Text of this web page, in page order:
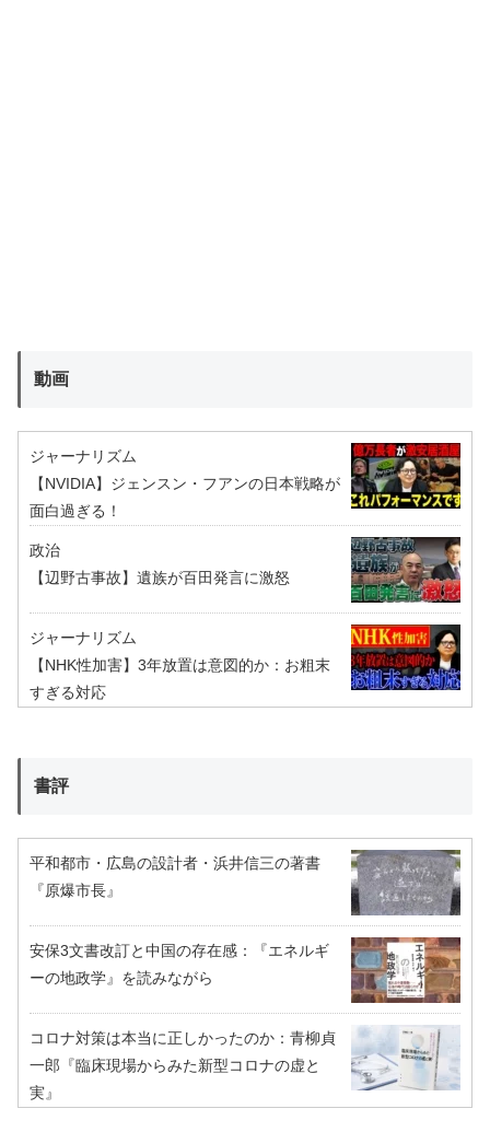
動画
ジャーナリズム
【NVIDIA】ジェンスン・フアンの日本戦略が
面白過ぎる！
政治
【辺野古事故】遺族が百田発言に激怒
ジャーナリズム
【NHK性加害】3年放置は意図的か：お粗末
すぎる対応
書評
平和都市・広島の設計者・浜井信三の著書
『原爆市長』
安保3文書改訂と中国の存在感：『エネルギ
ーの地政学』を読みながら
コロナ対策は本当に正しかったのか：青柳貞
一郎『臨床現場からみた新型コロナの虚と
実』